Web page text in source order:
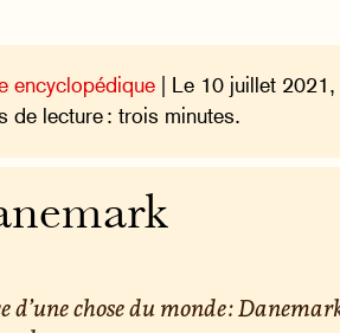
encyclopédique | Le 10 juillet
de lecture : trois minutes.
d’une chose du monde :